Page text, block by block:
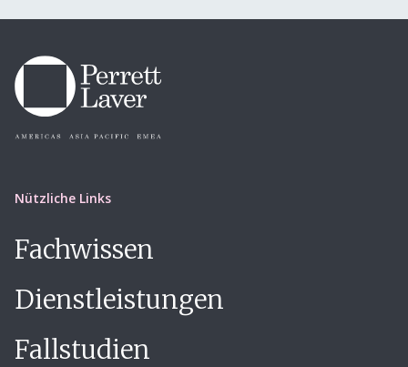
Nützliche Links
Fachwissen
Dienstleistungen
Fallstudien